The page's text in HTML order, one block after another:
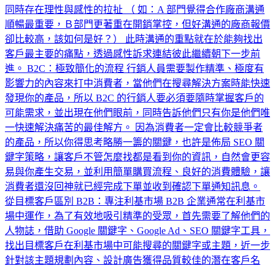
同時存在理性與感性的拉扯 （ 如：A 部門覺得合作廠商溝通
順暢最重要，Ｂ部門更著重在開銷掌控，但好溝通的廠商報價
卻比較高，該如何是好？） 此時溝通的重點就在於能夠找出
客戶最主要的痛點，透過感性訴求連結彼此繼續朝下一步前
進。 B2C：極致簡化的流程 行銷人員需要製作精準、極度有
影響力的內容來打中消費者，當他們在搜尋解決方案時能快速
發現你的產品，所以 B2C 的行銷人要必須要隨時掌握客戶的
可能需求，並出現在他們眼前，同時告訴他們只有你是他們唯
一快速解決痛苦的最佳解方。 因為消費者一定會比較競爭者
的產品，所以你得思考略勝一籌的關鍵，也許是佈局 SEO 關
鍵字策略，讓客戶不管怎麼找都是看到你的資訊，自然會更容
易與你產生交易，並利用簡單購買流程、良好的消費體驗，讓
消費者還沒回神就已經完成下單並收到確認下單通知訊息。
從目標客戶區別 B2B：專注利基市場 B2B 企業通常在利基市
場中運作，為了有效地吸引精準的受眾，首先需要了解他們的
人物誌，借助 Google 關鍵字、Google Ad、SEO 關鍵字工具，
找出目標客戶在利基市場中可能搜尋的關鍵字或主題，近一步
針對該主題規劃內容、設計廣告獲得品質較佳的潛在客戶名